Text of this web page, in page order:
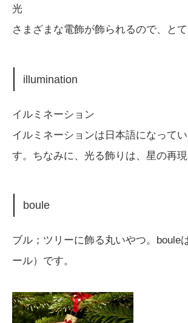
光
さまざまな電飾が飾られるので、とて
illumination
イルミネーション
イルミネーションは日本語になって
す。ちなみに、光る飾りは、星の再現
boule
ブル；ツリーに飾る丸いやつ。boule
ール）です。